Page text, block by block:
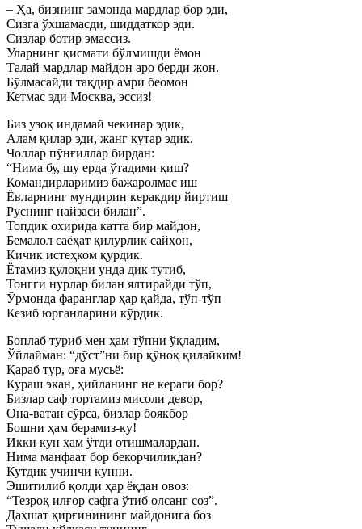
– Ҳа, бизнинг замонда мардлар бор эди,
Сизга ўхшамасди, шиддаткор эди.
Сизлар ботир эмассиз.
Уларнинг қисмати бўлмишди ёмон
Талай мардлар майдон аро берди жон.
Бўлмасайди тақдир амри беомон
Кетмас эди Москва, эссиз!
Биз узоқ индамай чекинар эдик,
Алам қилар эди, жанг кутар эдик.
Чоллар пўнғиллар бирдан:
“Нима бу, шу ерда ўтадими қиш?
Командирларимиз бажаролмас иш
Ёвларнинг мундирин керакдир йиртиш
Руснинг найзаси билан”.
Топдик охирида катта бир майдон,
Бемалол саёҳат қилурлик сайҳон,
Кичик истеҳком қурдик.
Ётамиз қулоқни унда дик тутиб,
Тонгги нурлар билан ялтирайди тўп,
Ўрмонда фаранглар ҳар қайда, тўп-тўп
Кезиб юрганларини кўрдик.
Боплаб туриб мен ҳам тўпни ўқладим,
Ўйлайман: “дўст”ни бир қўноқ қилайким!
Қараб тур, оға мусьё:
Кураш экан, ҳийланинг не кераги бор?
Бизлар саф тортамиз мисоли девор,
Она-ватан сўрса, бизлар боякбор
Бошни ҳам берамиз-ку!
Икки кун ҳам ўтди отишмалардан.
Нима манфаат бор бекорчиликдан?
Кутдик учинчи кунни.
Эшитилиб қолди ҳар ёқдан овоз:
“Тезроқ илғор сафга ўтиб олсанг соз”.
Даҳшат қирғинининг майдонига боз